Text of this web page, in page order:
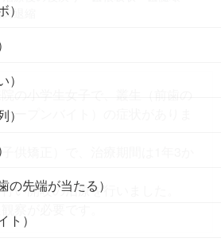
退縮
ープンバイト）の症状がありま
供矯正）で、治療期間は1年3か
い開咬の治療を行いました。
の先端が当たる）
）